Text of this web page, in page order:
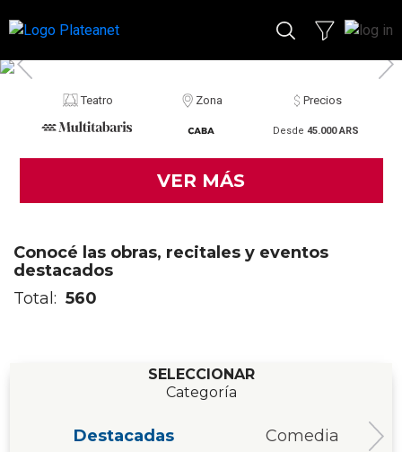
Teatro Zona Precios
Desde 45.000 ARS
VER MÁS
Conocé las obras, recitales y eventos
destacados
Total: 560
SELECCIONAR
Categoría
Destacadas Comedia